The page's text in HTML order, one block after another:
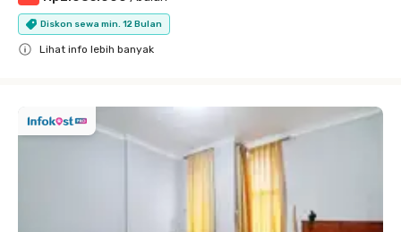
Diskon sewa min. 12 Bulan
Lihat info lebih banyak